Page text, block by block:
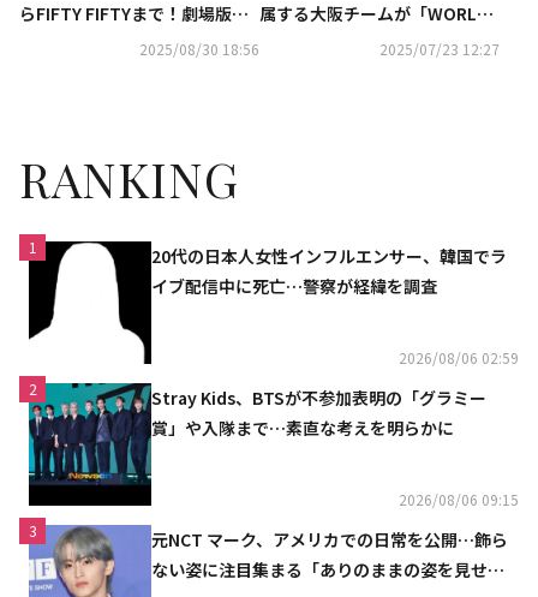
らFIFTY FIFTYまで！劇場版
「鬼滅の刃」レッドカーペット
2025/08/30 18:56
属する大阪チームが「WORLD
OF STREET WOMAN FIGHTE
2025/07/23 12:27
RANKING
1
20代の日本人女性インフルエンサー、韓国でラ
イブ配信中に死亡…警察が経緯を調査
2026/08/06 02:59
2
Stray Kids、BTSが不参加表明の「グラミー
賞」や入隊まで…素直な考えを明らかに
2026/08/06 09:15
3
元NCT マーク、アメリカでの日常を公開…飾ら
ない姿に注目集まる「ありのままの姿を見せた